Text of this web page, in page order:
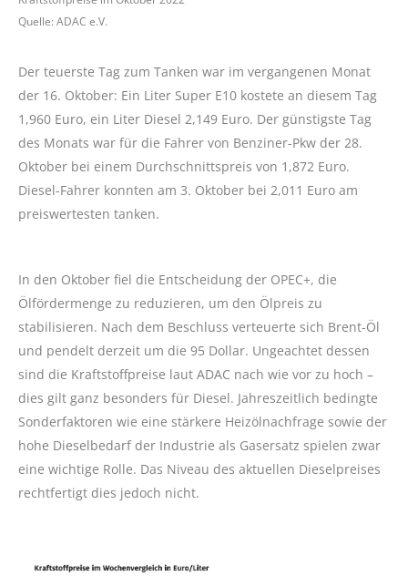
Quelle: ADAC e.V.
Der teuerste Tag zum Tanken war im vergangenen Monat
der 16. Oktober: Ein Liter Super E10 kostete an diesem Tag
1,960 Euro, ein Liter Diesel 2,149 Euro. Der günstigste Tag
des Monats war für die Fahrer von Benziner-Pkw der 28.
Oktober bei einem Durchschnittspreis von 1,872 Euro.
Diesel-Fahrer konnten am 3. Oktober bei 2,011 Euro am
preiswertesten tanken.
In den Oktober fiel die Entscheidung der OPEC+, die
Ölfördermenge zu reduzieren, um den Ölpreis zu
stabilisieren. Nach dem Beschluss verteuerte sich Brent-Öl
und pendelt derzeit um die 95 Dollar. Ungeachtet dessen
sind die Kraftstoffpreise laut ADAC nach wie vor zu hoch –
dies gilt ganz besonders für Diesel. Jahreszeitlich bedingte
Sonderfaktoren wie eine stärkere Heizölnachfrage sowie der
hohe Dieselbedarf der Industrie als Gasersatz spielen zwar
eine wichtige Rolle. Das Niveau des aktuellen Dieselpreises
rechtfertigt dies jedoch nicht.